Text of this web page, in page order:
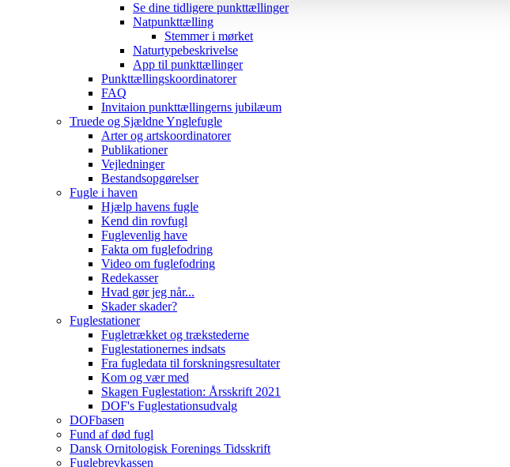
Se dine tidligere punkttællinger
Natpunkttælling
Stemmer i mørket
Naturtypebeskrivelse
App til punkttællinger
Punkttællingskoordinatorer
FAQ
Invitaion punkttællingerns jubilæum
Truede og Sjældne Ynglefugle
Arter og artskoordinatorer
Publikationer
Vejledninger
Bestandsopgørelser
Fugle i haven
Hjælp havens fugle
Kend din rovfugl
Fuglevenlig have
Fakta om fuglefodring
Video om fuglefodring
Redekasser
Hvad gør jeg når...
Skader skader?
Fuglestationer
Fugletrækket og trækstederne
Fuglestationernes indsats
Fra fugledata til forskningsresultater
Kom og vær med
Skagen Fuglestation: Årsskrift 2021
DOF's Fuglestationsudvalg
DOFbasen
Fund af død fugl
Dansk Ornitologisk Forenings Tidsskrift
Fuglebrevkassen